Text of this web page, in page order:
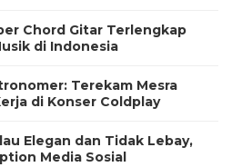
Chord Gitar Terlengkap
di Indonesia
Terekam Mesra
di Konser Coldplay
Elegan dan Tidak Lebay,
Media Sosial